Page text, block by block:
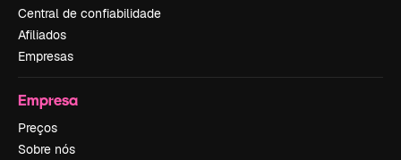
Central de confiabilidade
Afiliados
Empresas
Empresa
Preços
Sobre nós